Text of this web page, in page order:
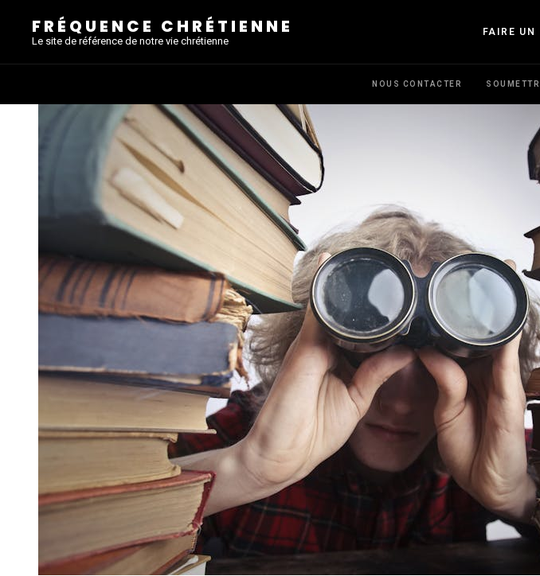
FRÉQUENCE CHRÉTIENNE
Le site de référence de notre vie chrétienne
FAIRE UN
NOUS CONTACTER